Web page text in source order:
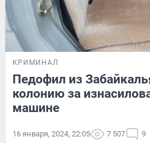
КРИМИНАЛ
Педофил из
колонию за
машине
16 января, 2024, 22:05 7 507 9